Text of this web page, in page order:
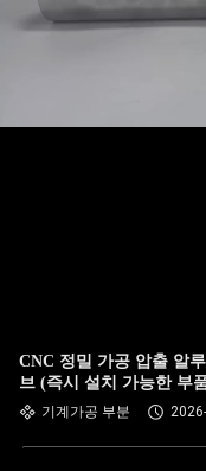
CNC 정밀 가공 압출 알
브 (즉시 설치 가능한 부
기계가공 부분